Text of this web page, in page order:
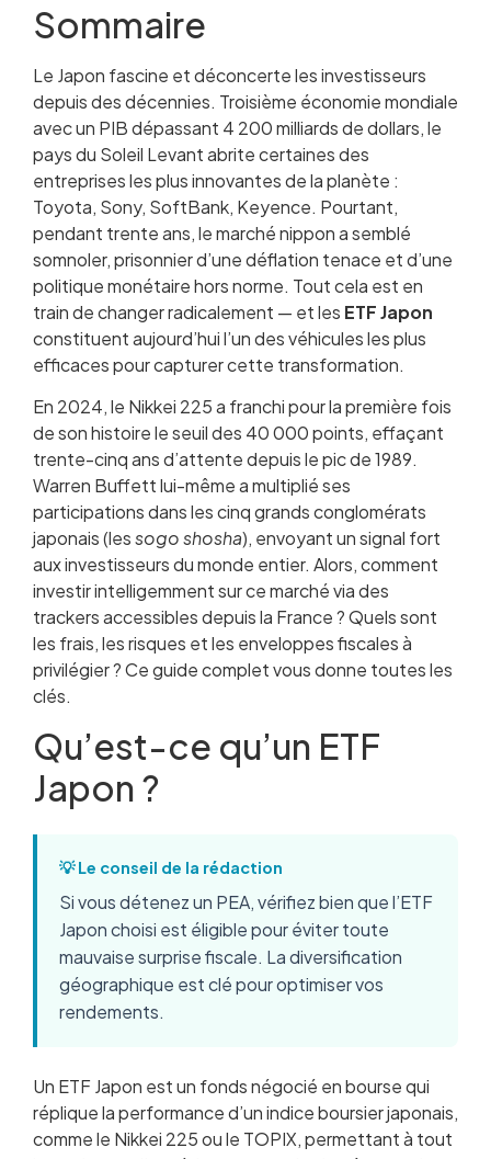
Sommaire
Qu’est-ce qu’un ETF Japon ?
Pourquoi investir au Japon en 2026 ?
Nikkei 225 vs TOPIX : quelle différence pour
l’investisseur ?
Les meilleurs ETF Japon disponibles en 2026
ETF Japon éligibles au PEA : ce qu’il faut savoir
Frais et performance : comparer les trackers
japonais
Yen et risque de change : l’enjeu crucial
Stratégie DCA sur le marché japonais
Fiscalité des ETF Japon en France
Les risques spécifiques du marché japonais
Quel courtier choisir pour acheter des ETF
Japon ?
Questions fréquentes sur les ETF Japon
Le Japon fascine et déconcerte les investisseurs
depuis des décennies. Troisième économie mondiale
avec un PIB dépassant 4 200 milliards de dollars, le
pays du Soleil Levant abrite certaines des
entreprises les plus innovantes de la planète :
Toyota, Sony, SoftBank, Keyence. Pourtant,
pendant trente ans, le marché nippon a semblé
somnoler, prisonnier d’une déflation tenace et d’une
politique monétaire hors norme. Tout cela est en
train de changer radicalement — et les ETF Japon
constituent aujourd’hui l’un des véhicules les plus
efficaces pour capturer cette transformation.
En 2024, le Nikkei 225 a franchi pour la première fois
de son histoire le seuil des 40 000 points, effaçant
trente-cinq ans d’attente depuis le pic de 1989.
Warren Buffett lui-même a multiplié ses
participations dans les cinq grands conglomérats
japonais (lessogo shosha), envoyant un signal fort
aux investisseurs du monde entier. Alors, comment
investir intelligemment sur ce marché via des
trackers accessibles depuis la France ? Quels sont
les frais, les risques et les enveloppes fiscales à
privilégier ? Ce guide complet vous donne toutes les
clés.
Qu’est-ce qu’un ETF
Japon ?
💡 Le conseil de la rédaction
Si vous détenez un PEA, vérifiez bien que l’ETF
Japon choisi est éligible pour éviter toute
mauvaise surprise fiscale. La diversification
géographique est clé pour optimiser vos
rendements.
Un ETF Japon est un fonds négocié en bourse qui
réplique la performance d’un indice boursier japonais,
comme le Nikkei 225 ou le TOPIX, permettant à tout